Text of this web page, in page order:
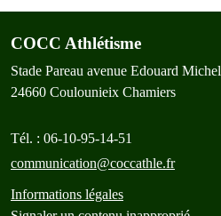
COCC Athlétisme
Stade Pareau avenue Edouard Michel
24660 Coulounieix Chamiers
Tél. : 06-10-95-14-51
communication@coccathle.fr
Informations légales